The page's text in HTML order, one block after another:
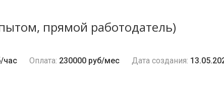
прямой работодатель)
час Оплата: 230000 руб/мес Дата создания: